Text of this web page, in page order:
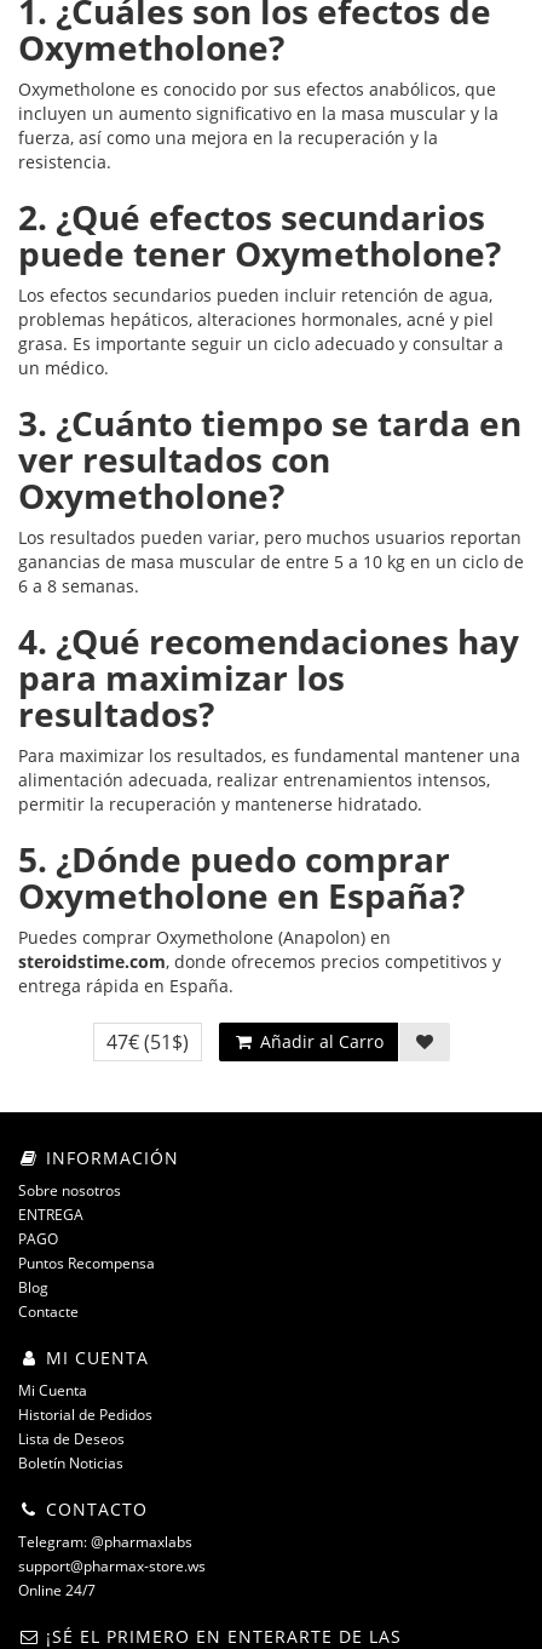
1. ¿Cuáles son los efectos de
Oxymetholone?
Oxymetholone es conocido por sus efectos anabólicos, que
incluyen un aumento significativo en la masa muscular y la
fuerza, así como una mejora en la recuperación y la
resistencia.
2. ¿Qué efectos secundarios
puede tener Oxymetholone?
Los efectos secundarios pueden incluir retención de agua,
problemas hepáticos, alteraciones hormonales, acné y piel
grasa. Es importante seguir un ciclo adecuado y consultar a
un médico.
3. ¿Cuánto tiempo se tarda en
ver resultados con
Oxymetholone?
Los resultados pueden variar, pero muchos usuarios reportan
ganancias de masa muscular de entre 5 a 10 kg en un ciclo de
6 a 8 semanas.
4. ¿Qué recomendaciones hay
para maximizar los
resultados?
Para maximizar los resultados, es fundamental mantener una
alimentación adecuada, realizar entrenamientos intensos,
permitir la recuperación y mantenerse hidratado.
5. ¿Dónde puedo comprar
Oxymetholone en España?
Puedes comprar Oxymetholone (Anapolon) en
steroidstime.com, donde ofrecemos precios competitivos y
entrega rápida en España.
47€(51$) Añadir al Carro
INFORMACIÓN
Sobre nosotros
ENTREGA
PAGO
Puntos Recompensa
Blog
Contacte
MI CUENTA
Mi Cuenta
Historial de Pedidos
Lista de Deseos
Boletín Noticias
CONTACTO
Telegram: @pharmaxlabs
support@pharmax-store.ws
Online 24/7
¡SÉ EL PRIMERO EN ENTERARTE DE LAS